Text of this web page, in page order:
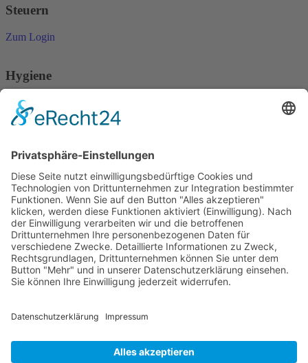
Steuern
Zum Login
Hygiene
Zum Login
Verband Unabhängiger Heilpraktiker e.V.
Diese E-Mail-Adresse ist vor Spambots geschützt! Zur
Anzeige muss JavaScript eingeschaltet sein!
0261-1349 8000
38100 Braunschweig